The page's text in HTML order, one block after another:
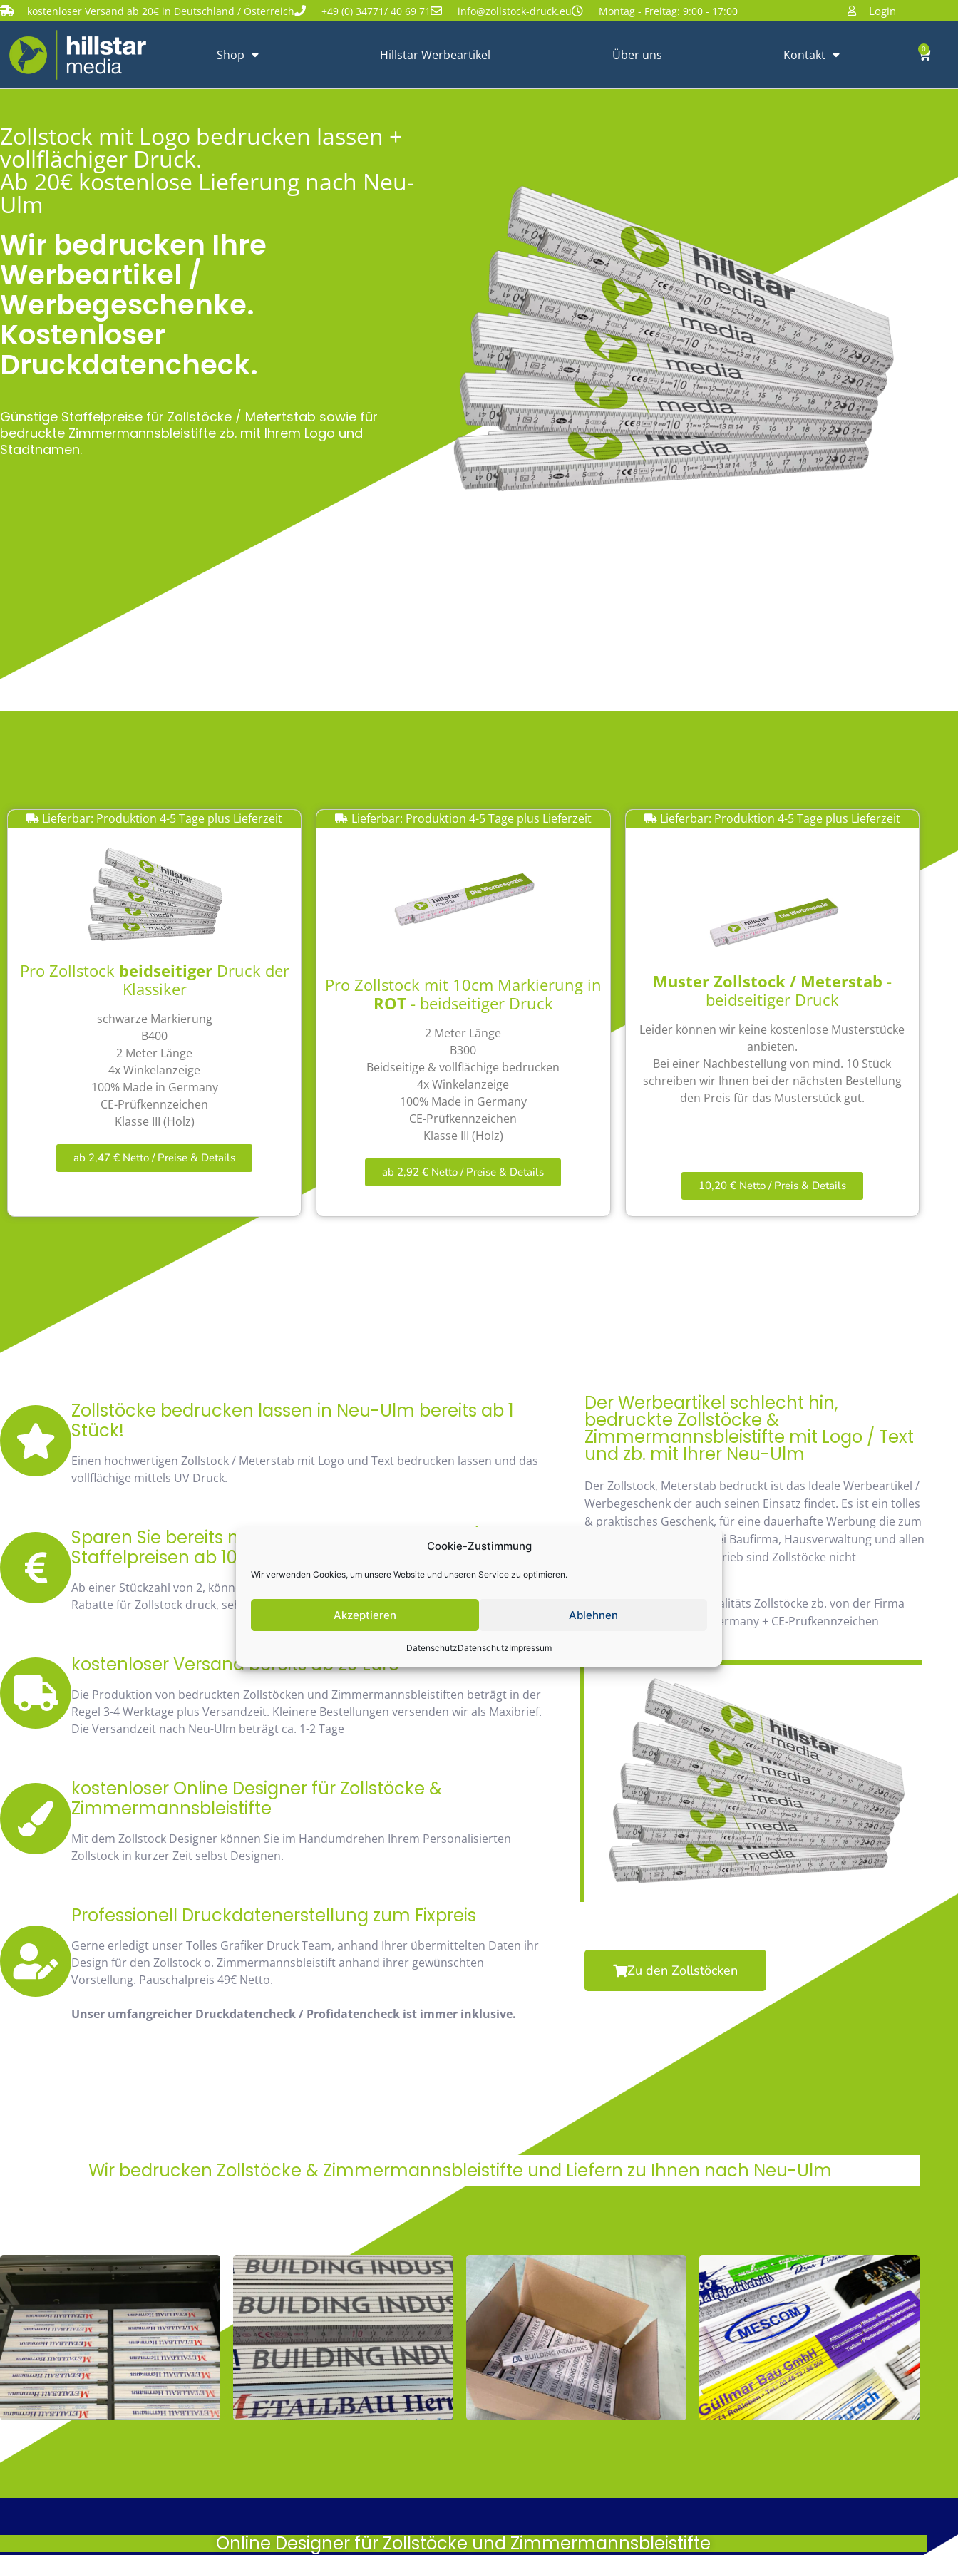
Cookie-Zustimmung
Wir verwenden Cookies, um unsere Website und unseren Service zu optimieren.
Akzeptieren Ablehnen
DatenschutzDatenschutzImpressum
kostenloser Versand ab 20€ in Deutschland / Österreich +49 (0) 34771/ 40 69 71 info@zollstock-druck.eu Montag - Freitag: 9:00 - 17:00 Login
Shop Hillstar Werbeartikel Über uns Kontakt 0
Zollstock mit Logo bedrucken lassen +
vollflächiger Druck.
Ab 20€ kostenlose Lieferung nach Neu-
Ulm
Wir bedrucken Ihre
Werbeartikel /
Werbegeschenke.
Kostenloser
Druckdatencheck.
Günstige Staffelpreise für Zollstöcke / Metertstab sowie für
bedruckte Zimmermannsbleistifte zb. mit Ihrem Logo und
Stadtnamen.
Lieferbar: Produktion 4-5 Tage plus Lieferzeit
Pro Zollstock beidseitiger Druck der
Klassiker
schwarze Markierung
B400
2 Meter Länge
4x Winkelanzeige
100% Made in Germany
CE-Prüfkennzeichen
Klasse III (Holz)
ab 2,47 € Netto / Preise & Details
Lieferbar: Produktion 4-5 Tage plus Lieferzeit
Pro Zollstock mit 10cm Markierung in
ROT- beidseitiger Druck
2 Meter Länge
B300
Beidseitige & vollflächige bedrucken
4x Winkelanzeige
100% Made in Germany
CE-Prüfkennzeichen
Klasse III (Holz)
ab 2,92 € Netto / Preise & Details
Lieferbar: Produktion 4-5 Tage plus Lieferzeit
Muster Zollstock / Meterstab -
beidseitiger Druck
Leider können wir keine kostenlose Musterstücke
anbieten.
Bei einer Nachbestellung von mind. 10 Stück
schreiben wir Ihnen bei der nächsten Bestellung
den Preis für das Musterstück gut.
10,20 € Netto / Preis & Details
Zollstöcke bedrucken lassen in Neu-Ulm bereits ab 1
Stück!
Einen hochwertigen Zollstock / Meterstab mit Logo und Text bedrucken lassen und das
vollflächige mittels UV Druck.
Sparen Sie bereits mit unserem Mengenrabatt /
Staffelpreisen ab 10 Stück fast 48%
Ab einer Stückzahl von 2, können Sie bereits von unserem Mengenrabatt profitieren. Die
Rabatte für Zollstock druck, sehen Sie sofort anhand der Staffelpreise.
kostenloser Versand bereits ab 20 Euro
Die Produktion von bedruckten Zollstöcken und Zimmermannsbleistiften beträgt in der
Regel 3-4 Werktage plus Versandzeit. Kleinere Bestellungen versenden wir als Maxibrief.
Die Versandzeit nach Neu-Ulm beträgt ca. 1-2 Tage
kostenloser Online Designer für Zollstöcke &
Zimmermannsbleistifte
Mit dem Zollstock Designer können Sie im Handumdrehen Ihrem Personalisierten
Zollstock in kurzer Zeit selbst Designen.
Professionell Druckdatenerstellung zum Fixpreis
Gerne erledigt unser Tolles Grafiker Druck Team, anhand Ihrer übermittelten Daten ihr
Design für den Zollstock o. Zimmermannsbleistift anhand ihrer gewünschten
Vorstellung. Pauschalpreis 49€ Netto.
Unser umfangreicher Druckdatencheck / Profidatencheck ist immer inklusive.
Der Werbeartikel schlecht hin,
bedruckte Zollstöcke &
Zimmermannsbleistifte mit Logo / Text
und zb. mit Ihrer Neu-Ulm
Der Zollstock, Meterstab bedruckt ist das Ideale Werbeartikel /
Werbegeschenk der auch seinen Einsatz findet. Es ist ein tolles
& praktisches Geschenk, für eine dauerhafte Werbung die zum
Einsatz kommt. Beliebt bei Baufirma, Hausverwaltung und allen
möglichen Handwerksbetrieb sind Zollstöcke nicht
Daher wir verwenden Qualitäts Zollstöcke zb. von der Firma
Bauma / 100% Made in Germany + CE-Prüfkennzeichen
Zu den Zollstöcken
Wir bedrucken Zollstöcke & Zimmermannsbleistifte und Liefern zu Ihnen nach Neu-Ulm
Online Designer für Zollstöcke und Zimmermannsbleistifte